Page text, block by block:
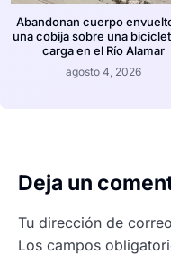
Abandonan cuerpo
una cobija sobre una
carga en el Río Alamar
agosto 4, 2026
Deja un
Tu dirección de
Los campos